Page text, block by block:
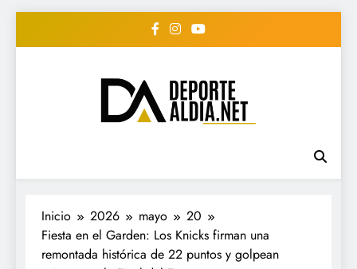
• DEPORTE AL DIA •
"Periodico Deportivo
Digital"
#deportealdiard #deportealdiaperiodico
Inicio 2026 mayo
20
Fiesta en el Garden: Los Knicks firman una
remontada histórica de 22 puntos y golpean